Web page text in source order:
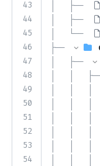
43
44
45
46
47
48
49
50
51
52
53
54
│   ├──
│   ├──
│   └──
├──
│   ├──
│   │
│   │   │
│   │   │
│   │
│   │
│   │
│   │